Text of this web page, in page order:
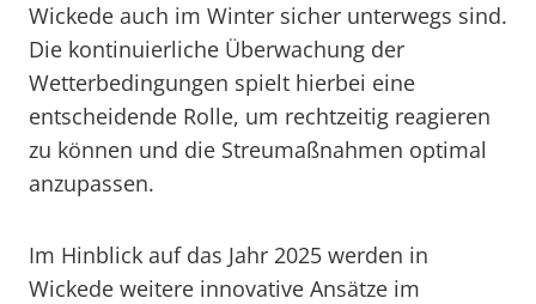
Wickede auch im Winter sicher unterwegs sind.
Die kontinuierliche Überwachung der
Wetterbedingungen spielt hierbei eine
entscheidende Rolle, um rechtzeitig reagieren
zu können und die Streumaßnahmen optimal
anzupassen.
Im Hinblick auf das Jahr 2025 werden in
Wickede weitere innovative Ansätze im